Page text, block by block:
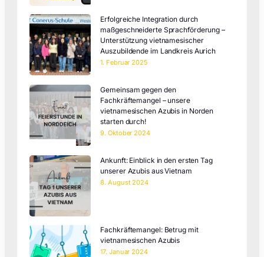
Erfolgreiche Integration durch
maßgeschneiderte Sprachförderung –
Unterstützung vietnamesischer
Auszubildende im Landkreis Aurich
1. Februar 2025
Gemeinsam gegen den
Fachkräftemangel – unsere
vietnamesischen Azubis in Norden
starten durch!
9. Oktober 2024
Ankunft: Einblick in den ersten Tag
unserer Azubis aus Vietnam
8. August 2024
Fachkräftemangel: Betrug mit
vietnamesischen Azubis
17. Januar 2024